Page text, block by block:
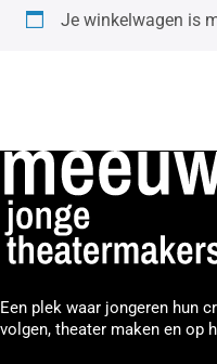
Je winkelwagen is
Een plek waar jongeren hun
volgen, theater maken en op